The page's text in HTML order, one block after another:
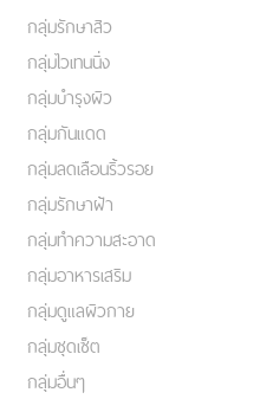
กลุ่มรักษาสิว
กลุ่มไวเทนนิ่ง
กลุ่มบำรุงผิว
กลุ่มกันแดด
กลุ่มลดเลือนริ้วรอย
กลุ่มรักษาฝ้า
กลุ่มทำความสะอาด
กลุ่มอาหารเสริม
กลุ่มดูแลผิวกาย
กลุ่มชุดเซ็ต
กลุ่มอื่นๆ